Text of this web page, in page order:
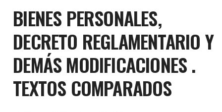
BIENES PERSONALES,
DECRETO REGLAMENTARIO Y
DEMÁS MODIFICACIONES .
TEXTOS COMPARADOS